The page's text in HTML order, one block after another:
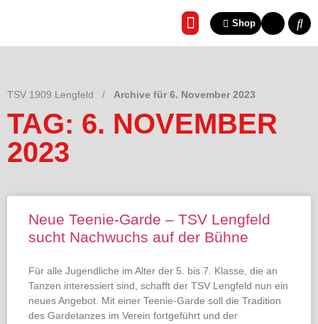
Shop
TSV 1909 Lengfeld / Archive für 6. November 2023
TAG: 6. NOVEMBER
2023
Neue Teenie-Garde – TSV Lengfeld
sucht Nachwuchs auf der Bühne
Für alle Jugendliche im Alter der 5. bis 7. Klasse, die an
Tanzen interessiert sind, schafft der TSV Lengfeld nun ein
neues Angebot. Mit einer Teenie-Garde soll die Tradition
des Gardetanzes im Verein fortgeführt und der